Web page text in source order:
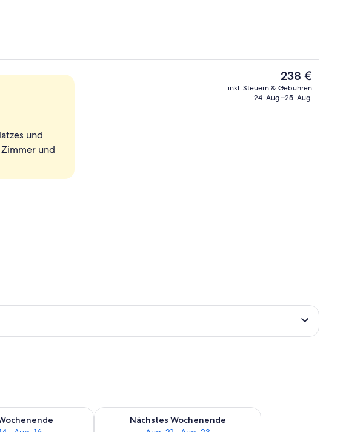
Terrasse/Patio
und
und
Der
aktuelle
Preis
238 €
inkl. Steuern & Gebühren
24. Aug.–25. Aug.
für dieses Wochenende, Aug. 14 - Aug. 16.
Nächstes Wochenende
Überprüfe die Verfügbarkeit für nächstes Wochenende, Aug.